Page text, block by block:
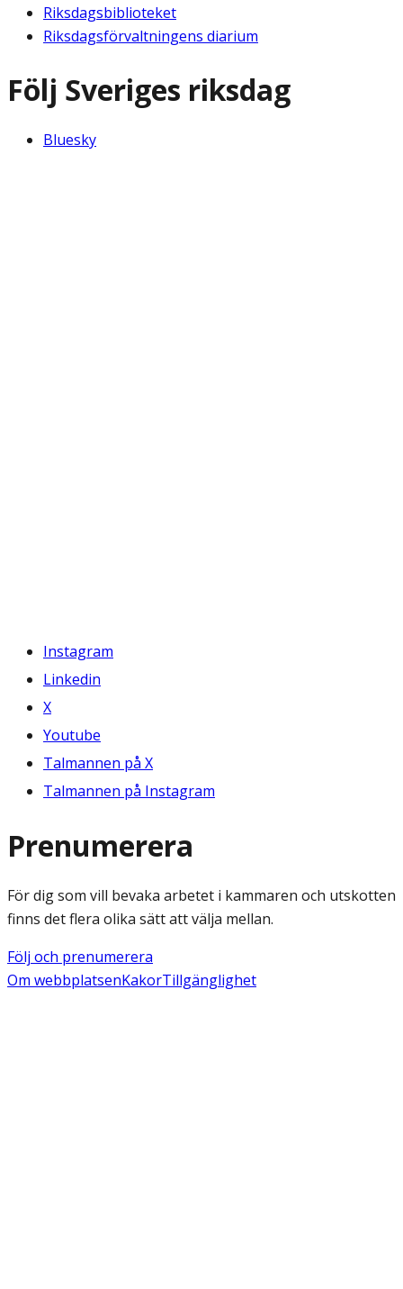
Riksdagsbiblioteket
Riksdagsförvaltningens diarium
Följ Sveriges riksdag
Bluesky
Instagram
Linkedin
X
Youtube
Talmannen på X
Talmannen på Instagram
Prenumerera
För dig som vill bevaka arbetet i kammaren och utskotten
finns det flera olika sätt att välja mellan.
Följ och prenumerera
Om webbplatsenKakorTillgänglighet